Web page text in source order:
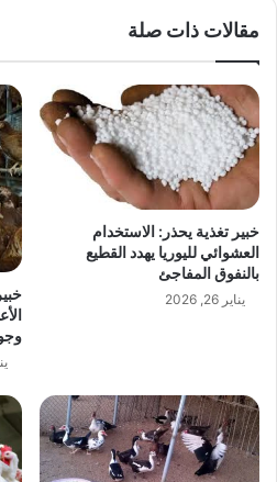
مقالات ذات صلة
خبير تغذية يحذر: الاستخدام
العشوائي لليوريا يهدد القطيع
بالنفوق المفاجئ
يناير 26, 2026